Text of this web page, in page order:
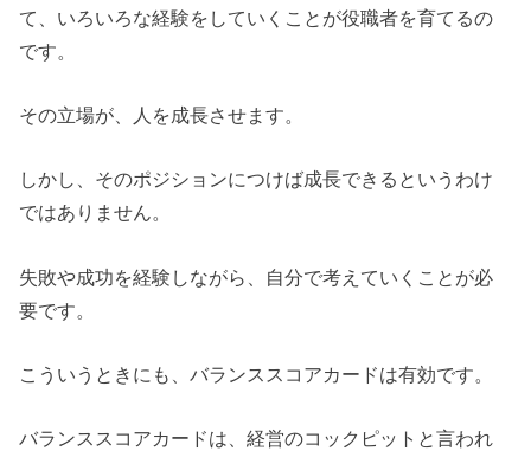
て、いろいろな経験をしていくことが役職者を育てるの
です。
その立場が、人を成長させます。
しかし、そのポジションにつけば成長できるというわけ
ではありません。
失敗や成功を経験しながら、自分で考えていくことが必
要です。
こういうときにも、バランススコアカードは有効です。
バランススコアカードは、経営のコックピットと言われ